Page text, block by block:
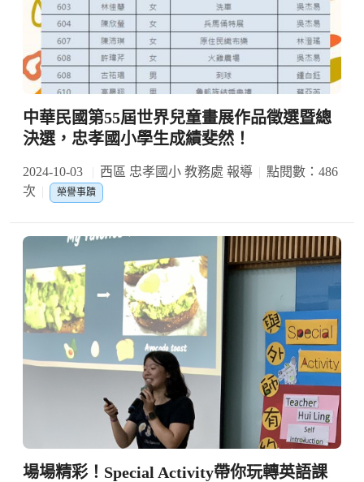
中華民國第55屆世界兒童畫展作品徵選暨總
決選，忠孝國小學生成績斐然！
2024-10-03 西區 忠孝國小 教務處 報導
點閱數：486
次
榮譽事蹟
場場精彩！Special Activity帶你玩轉英語課